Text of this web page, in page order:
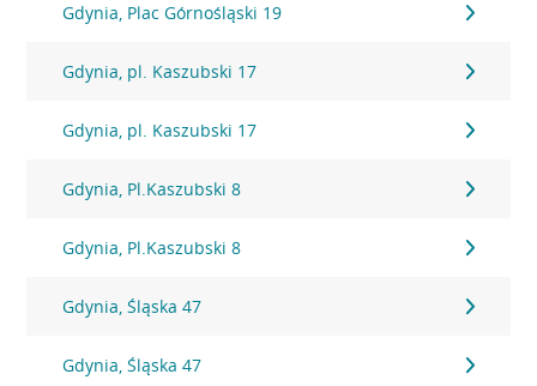
Gdynia, Plac Górnośląski 19
Gdynia, pl. Kaszubski 17
Gdynia, pl. Kaszubski 17
Gdynia, Pl.Kaszubski 8
Gdynia, Pl.Kaszubski 8
Gdynia, Śląska 47
Gdynia, Śląska 47